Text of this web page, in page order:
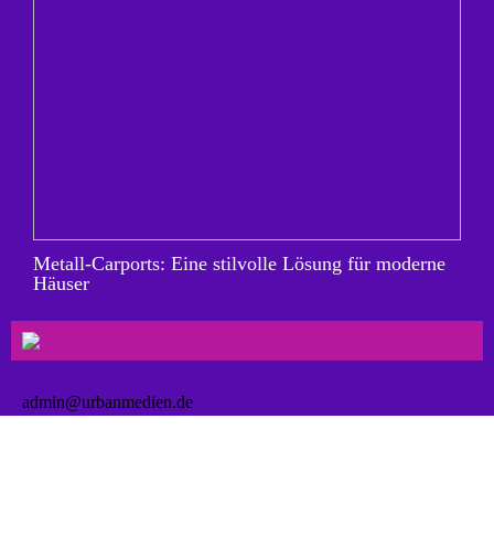
Metall-Carports: Eine stilvolle Lösung für moderne
Häuser
admin@urbanmedien.de